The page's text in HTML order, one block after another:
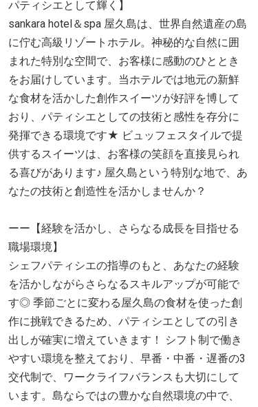
パティシエとして輝く】
sankara hotel＆spa 屋久島は、世界自然遺産の島
に佇む高級リゾートホテル。神秘的な自然に囲
まれた特別な空間で、お客様に感動のひととき
をお届けしています。当ホテルでは地元の新鮮
な食材を活かした創作スイーツが好評を博して
おり、パティシエとしての技術と感性を存分に
発揮できる環境です★ ビュッフェスタイルで提
供するスイーツは、お客様の笑顔を直接見られ
る喜びがあります♪ 屋久島という特別な地で、あ
なたの技術と創造性を活かしませんか？
ーー【経験を活かし、さらなる成長を目指せる
職場環境】
シェフパティシエの指導のもと、あなたの経験
を活かしながらさらなるスキルアップが可能で
す◎ 季節ごとに変わる屋久島の食材を使った創
作に挑戦できるため、パティシエとしての引き
出しが確実に増えていきます！ シフト制で働き
やすい環境を整えており、早番・中番・遅番の3
交代制で、ワークライフバランスも大切にして
います。島ならではの豊かな自然環境の中で、